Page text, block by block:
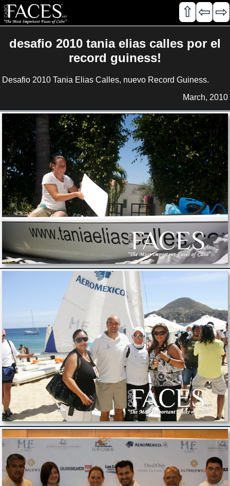
⇧ ⇦ ⇨
desafio 2010 tania elias calles por el
record guiness!
Desafio 2010 Tania Elias Calles, nuevo Record Guiness.
March, 2010